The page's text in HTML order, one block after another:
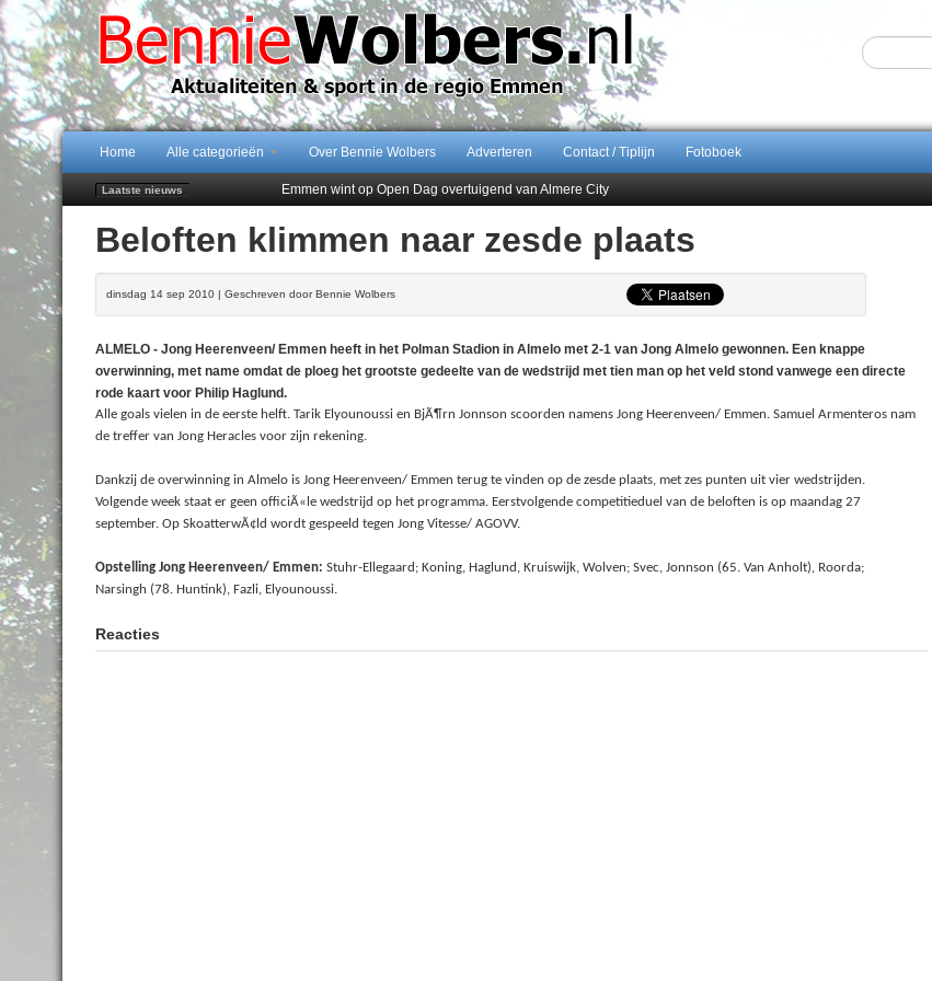
Home Alle categorieën Over Bennie Wolbers Adverteren Contact / Tiplijn Fotoboek
Laatste nieuws
Emmen wint op Open Dag overtuigend van Almere City
Jubileumfeest 35 jaar De Amer
Hunzeloopwandeltocht keert op 19 september 2026 terug naar Zuidlaren
102 kaarsen voor eeuwling Mieke Sijbom-Maatje
Beloften klimmen naar zesde plaats
dinsdag 14 sep 2010 | Geschreven door Bennie Wolbers
ALMELO - Jong Heerenveen/ Emmen heeft in het Polman Stadion in Almelo met 2-1 van Jong Almelo gewonnen. Een knappe
overwinning, met name omdat de ploeg het grootste gedeelte van de wedstrijd met tien man op het veld stond vanwege een directe
rode kaart voor Philip Haglund.
Alle goals vielen in de eerste helft. Tarik Elyounoussi en BjÃ¶rn Jonnson scoorden namens Jong Heerenveen/ Emmen. Samuel Armenteros nam
de treffer van Jong Heracles voor zijn rekening.
Dankzij de overwinning in Almelo is Jong Heerenveen/ Emmen terug te vinden op de zesde plaats, met zes punten uit vier wedstrijden.
Volgende week staat er geen officiÃ«le wedstrijd op het programma. Eerstvolgende competitieduel van de beloften is op maandag 27
september. Op SkoatterwÃ¢ld wordt gespeeld tegen Jong Vitesse/ AGOVV.
Opstelling Jong Heerenveen/ Emmen: Stuhr-Ellegaard; Koning, Haglund, Kruiswijk, Wolven; Svec, Jonnson (65. Van Anholt), Roorda;
Narsingh (78. Huntink), Fazli, Elyounoussi.
Reacties